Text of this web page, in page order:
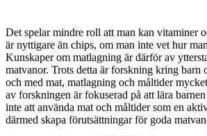
Det spelar mindre roll att man kan vitaminer
är nyttigare än chips, om man inte vet hur
Kunskaper om matlagning är därför av
matvanor. Trots detta är forskning kring barn
och med mat, matlagning och måltider
av forskningen är fokuserad på att lära
inte att använda mat och måltider som en
därmed skapa förutsättningar för goda